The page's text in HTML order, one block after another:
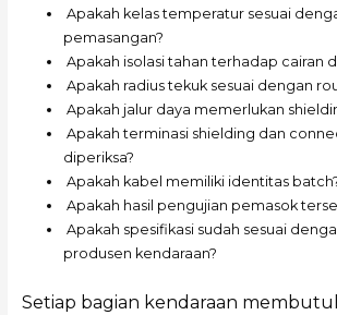
Apakah kelas temperatur sesuai
pemasangan?
Apakah isolasi tahan terhadap cairan
Apakah radius tekuk sesuai dengan
Apakah jalur daya memerlukan
Apakah terminasi shielding dan
diperiksa?
Apakah kabel memiliki identitas
Apakah hasil pengujian pemasok
Apakah spesifikasi sudah sesuai
produsen kendaraan?
Setiap bagian kendaraan